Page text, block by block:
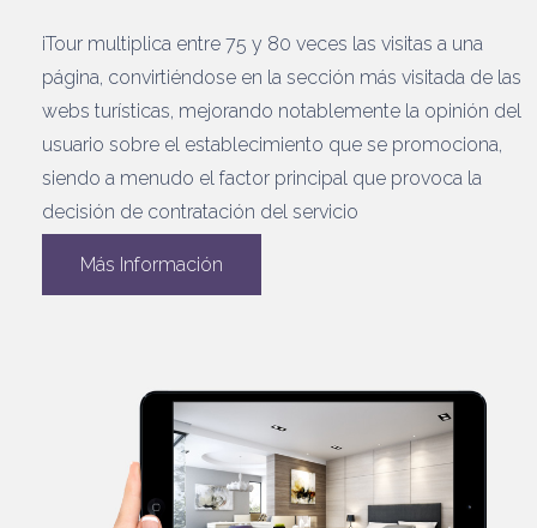
iTour multiplica entre 75 y 80 veces las visitas a una
página, convirtiéndose en la sección más visitada de las
webs turísticas, mejorando notablemente la opinión del
usuario sobre el establecimiento que se promociona,
siendo a menudo el factor principal que provoca la
decisión de contratación del servicio
Más Información